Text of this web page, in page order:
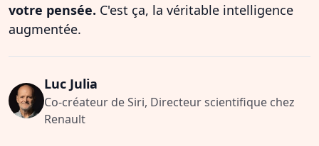
votre pensée. C'est ça, la véritable intelligence
augmentée.
Luc Julia
Co-créateur de Siri, Directeur scientifique chez
Renault